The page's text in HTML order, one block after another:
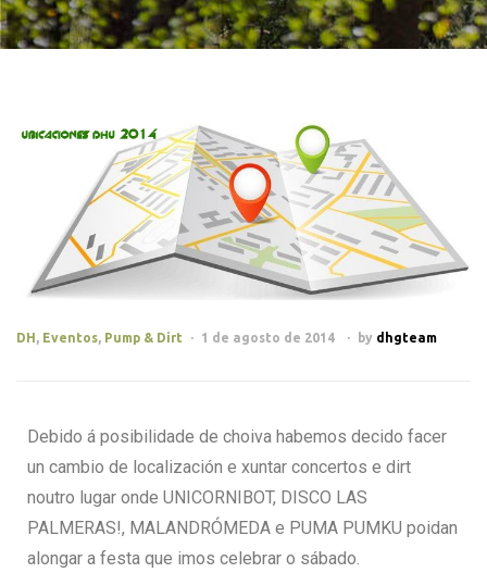
DH, Eventos, Pump & Dirt 1 de agosto de 2014 by dhgteam
Debido á posibilidade de choiva habemos decido facer
un cambio de localización e xuntar concertos e dirt
noutro lugar onde UNICORNIBOT, DISCO LAS
PALMERAS!, MALANDRÓMEDA e PUMA PUMKU poidan
alongar a festa que imos celebrar o sábado.